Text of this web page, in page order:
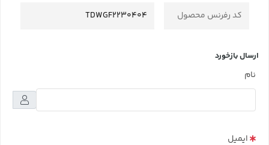
کد رفرنس محصول TDWGF2230404
ارسال بازخورد
نام
ایمیل